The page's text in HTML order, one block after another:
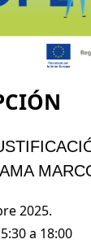
2025.
a 18:00